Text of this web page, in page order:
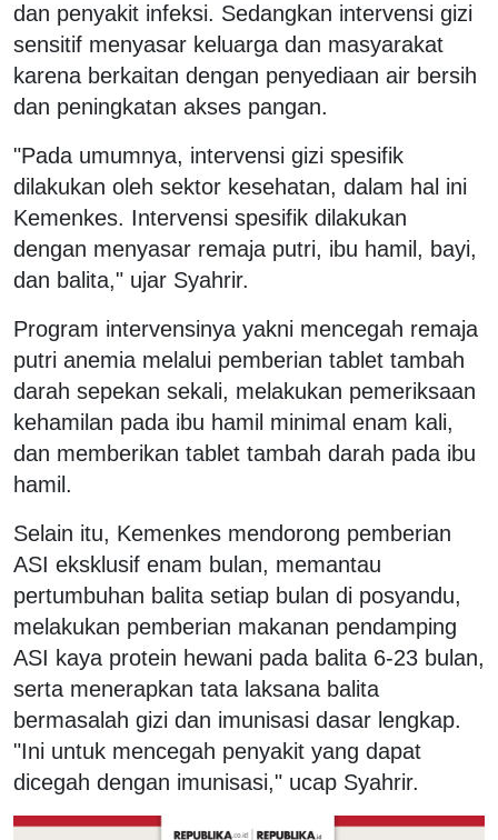
dan penyakit infeksi. Sedangkan intervensi gizi
sensitif menyasar keluarga dan masyarakat
karena berkaitan dengan penyediaan air bersih
dan peningkatan akses pangan.
"Pada umumnya, intervensi gizi spesifik
dilakukan oleh sektor kesehatan, dalam hal ini
Kemenkes. Intervensi spesifik dilakukan
dengan menyasar remaja putri, ibu hamil, bayi,
dan balita," ujar Syahrir.
Program intervensinya yakni mencegah remaja
putri anemia melalui pemberian tablet tambah
darah sepekan sekali, melakukan pemeriksaan
kehamilan pada ibu hamil minimal enam kali,
dan memberikan tablet tambah darah pada ibu
hamil.
Selain itu, Kemenkes mendorong pemberian
ASI eksklusif enam bulan, memantau
pertumbuhan balita setiap bulan di posyandu,
melakukan pemberian makanan pendamping
ASI kaya protein hewani pada balita 6-23 bulan,
serta menerapkan tata laksana balita
bermasalah gizi dan imunisasi dasar lengkap.
"Ini untuk mencegah penyakit yang dapat
dicegah dengan imunisasi," ucap Syahrir.